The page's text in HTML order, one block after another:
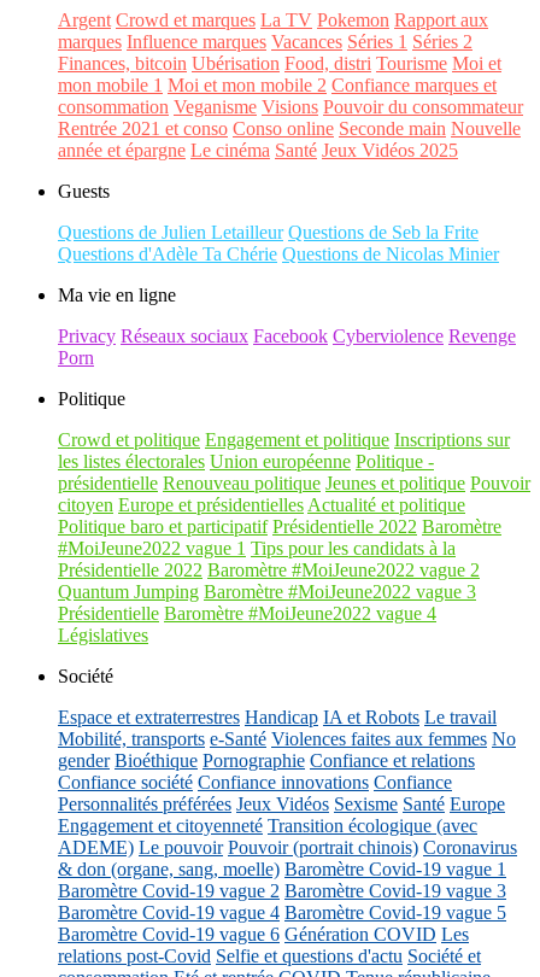
Argent Crowd et marques La TV Pokemon Rapport aux
marques Influence marques Vacances Séries 1 Séries 2
Finances, bitcoin Ubérisation Food, distri Tourisme Moi et
mon mobile 1 Moi et mon mobile 2 Confiance marques et
consommation Veganisme Visions Pouvoir du consommateur
Rentrée 2021 et conso Conso online Seconde main Nouvelle
année et épargne Le cinéma Santé Jeux Vidéos 2025
Guests
Questions de Julien Letailleur Questions de Seb la Frite
Questions d'Adèle Ta Chérie Questions de Nicolas Minier
Ma vie en ligne
Privacy Réseaux sociaux Facebook Cyberviolence Revenge
Porn
Politique
Crowd et politique Engagement et politique Inscriptions sur
les listes électorales Union européenne Politique -
présidentielle Renouveau politique Jeunes et politique Pouvoir
citoyen Europe et présidentielles Actualité et politique
Politique baro et participatif Présidentielle 2022 Baromètre
#MoiJeune2022 vague 1 Tips pour les candidats à la
Présidentielle 2022 Baromètre #MoiJeune2022 vague 2
Quantum Jumping Baromètre #MoiJeune2022 vague 3
Présidentielle Baromètre #MoiJeune2022 vague 4
Législatives
Société
Espace et extraterrestres Handicap IA et Robots Le travail
Mobilité, transports e-Santé Violences faites aux femmes No
gender Bioéthique Pornographie Confiance et relations
Confiance société Confiance innovations Confiance
Personnalités préférées Jeux Vidéos Sexisme Santé Europe
Engagement et citoyenneté Transition écologique (avec
ADEME) Le pouvoir Pouvoir (portrait chinois) Coronavirus
& don (organe, sang, moelle) Baromètre Covid-19 vague 1
Baromètre Covid-19 vague 2 Baromètre Covid-19 vague 3
Baromètre Covid-19 vague 4 Baromètre Covid-19 vague 5
Baromètre Covid-19 vague 6 Génération COVID Les
relations post-Covid Selfie et questions d'actu Société et